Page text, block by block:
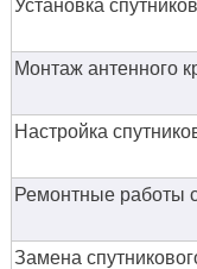
Установка
Монтаж антенного
Настройка
Ремонтные работы
Замена